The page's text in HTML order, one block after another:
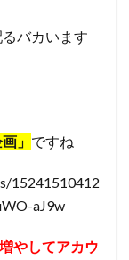
バカいます
」 ですね
15241510412
aJ9w
やしてアカウ